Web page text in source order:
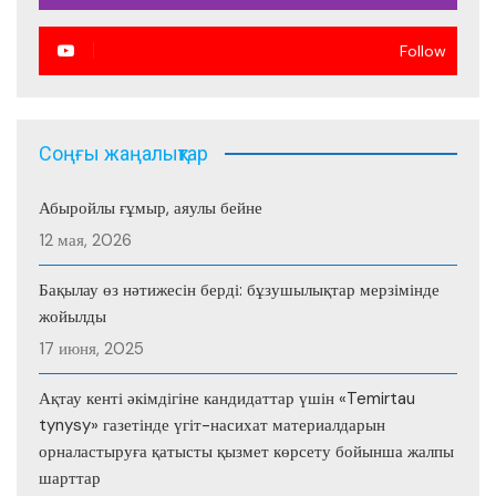
Follow
Соңғы жаңалықтар
Абыройлы ғұмыр, аяулы бейне
12 мая, 2026
Бақылау өз нәтижесін берді: бұзушылықтар мерзімінде
жойылды
17 июня, 2025
Ақтау кенті әкімдігіне кандидаттар үшін «Temirtau
tynysy» газетінде үгіт-насихат материалдарын
орналастыруға қатысты қызмет көрсету бойынша жалпы
шарттар